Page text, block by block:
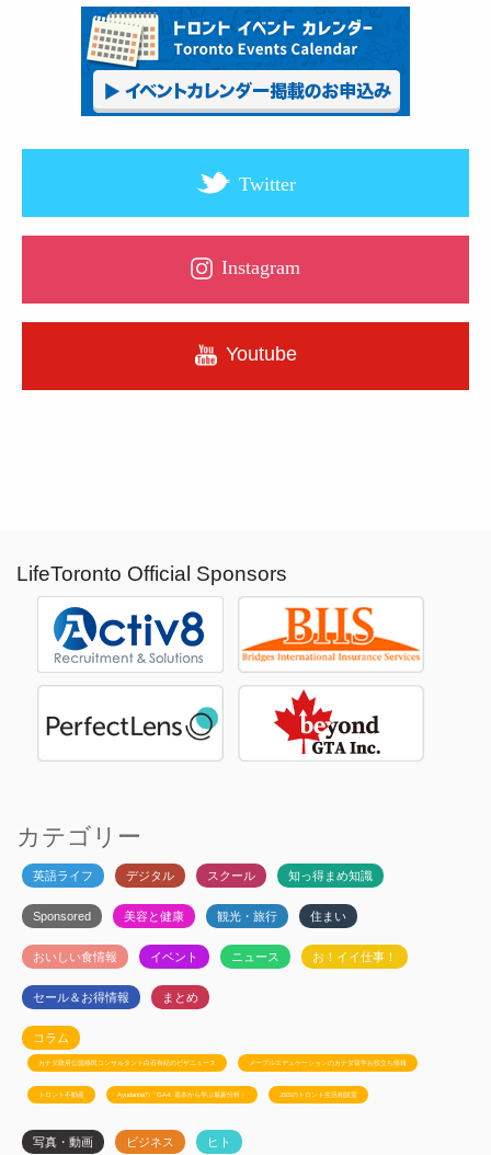
Twitter
Instagram
Youtube
LifeToronto Official Sponsors
カテゴリー
英語ライフ デジタル スクール 知っ得まめ知識
Sponsored 美容と健康 観光・旅行 住まい
おいしい食情報 イベント ニュース お！イイ仕事！
セール＆お得情報 まとめ
コラム
カナダ政府公認移民コンサルタント白石有紀のビザニュース メープルエデュケーションのカナダ留学お役立ち情報
トロント不動産 Ayudanteの「GA4: 基本から学ぶ最新分析」 JSSのトロント生活相談室
写真・動画 ビジネス ヒト